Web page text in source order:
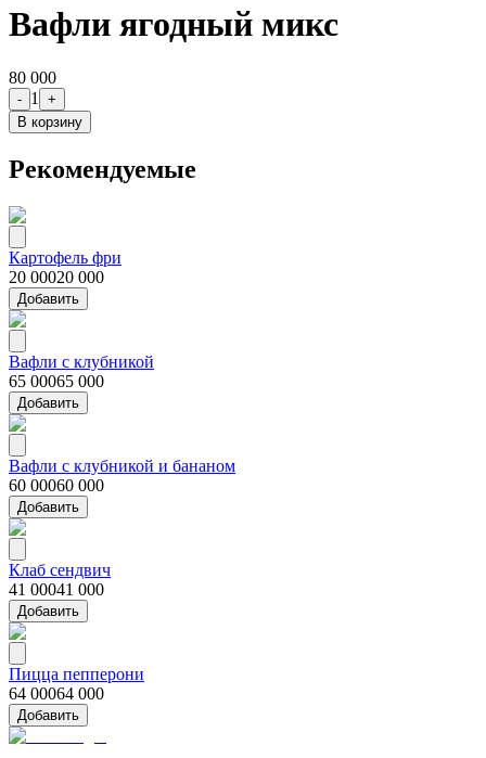
Вафли ягодный микс
80 000
- 1
+
В корзину
Рекомендуемые
Картофель фри
20 00020 000
Добавить
Вафли с клубникой
65 00065 000
Добавить
Вафли с клубникой и бананом
60 00060 000
Добавить
Клаб сендвич
41 00041 000
Добавить
Пицца пепперони
64 00064 000
Добавить